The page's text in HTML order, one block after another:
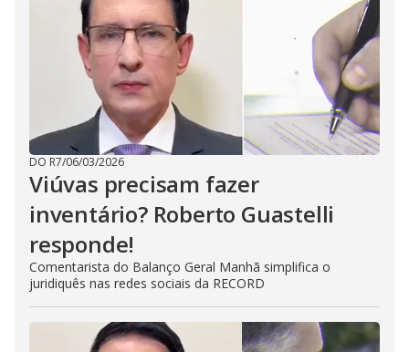
DO R7/06/03/2026
Viúvas precisam fazer
inventário? Roberto Guastelli
responde!
Comentarista do Balanço Geral Manhã simplifica o
juridiquês nas redes sociais da RECORD